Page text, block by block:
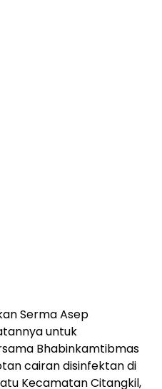
Serma Asep
untuk
Bhabinkamtibmas
cairan disinfektan di
Kecamatan Citangkil,